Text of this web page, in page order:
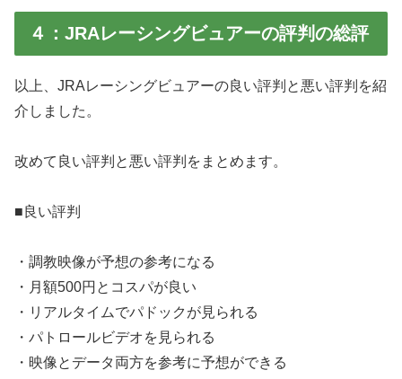
４：JRAレーシングビュアーの評判の総評
以上、JRAレーシングビュアーの良い評判と悪い評判を紹
介しました。
改めて良い評判と悪い評判をまとめます。
■良い評判
・調教映像が予想の参考になる
・月額500円とコスパが良い
・リアルタイムでパドックが見られる
・パトロールビデオを見られる
・映像とデータ両方を参考に予想ができる